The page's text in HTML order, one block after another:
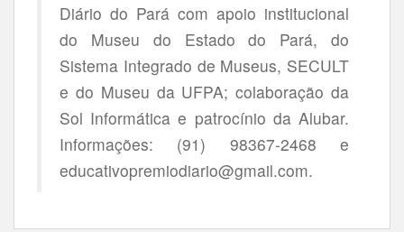
Diário do Pará com apoio institucional
do Museu do Estado do Pará, do
Sistema Integrado de Museus, SECULT
e do Museu da UFPA; colaboração da
Sol Informática e patrocínio da Alubar.
Informações: (91) 98367-2468 e
educativopremiodiario@gmail.com.